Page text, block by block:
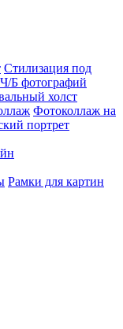
Стилизация под
Б фотографий
холст
Фотоколлаж на
портрет
Рамки для картин